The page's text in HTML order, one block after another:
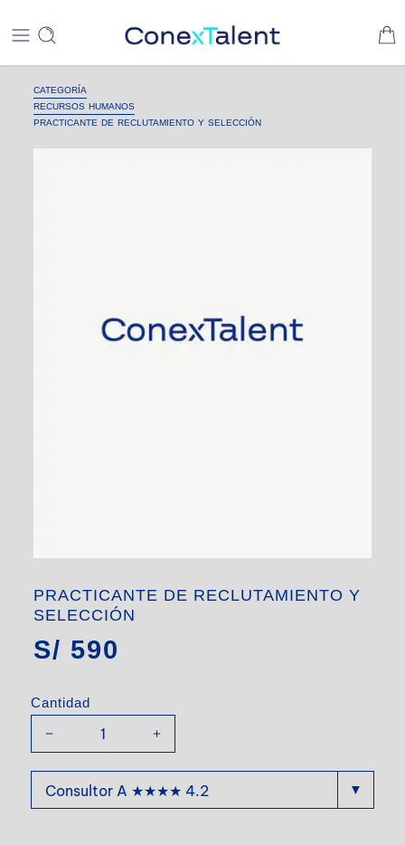
CATEGORÍA
RECURSOS HUMANOS
PRACTICANTE DE RECLUTAMIENTO Y SELECCIÓN
PRACTICANTE DE RECLUTAMIENTO Y
SELECCIÓN
S/ 590
Cantidad